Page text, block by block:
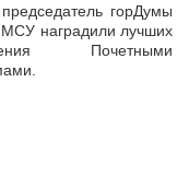
горДумы
наградили лучших
Почетными